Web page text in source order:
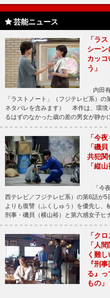
芸能ニュース
「ラ
シー
カッコ
う」
内田
「ラストノート」（フジテレビ系）
ネタバレを含みます） 本作は、環境
るはずのなかった歳の差の男女が静
「今
「磯
共犯関
「縦
「今
西テレビ／フジテレビ系）の第6話
よりも復讐（ふくしゅう）を優先し
刑事・磯貝（横山裕）と第六感女子
「ク
「人
く難
『刑
る』
もの」